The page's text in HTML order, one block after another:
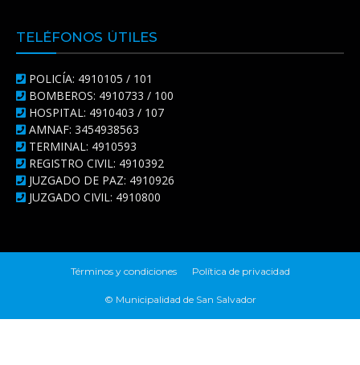
TELÉFONOS ÚTILES
POLICÍA: 4910105 / 101
BOMBEROS: 4910733 / 100
HOSPITAL: 4910403 / 107
AMNAF: 3454938563
TERMINAL: 4910593
REGISTRO CIVIL: 4910392
JUZGADO DE PAZ: 4910926
JUZGADO CIVIL: 4910800
Términos y condiciones Política de privacidad
© Municipalidad de San Salvador